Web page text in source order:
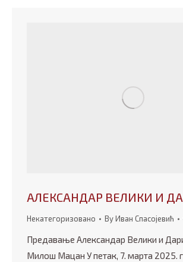
АЛЕКСАНДАР ВЕЛИКИ И
Некатегоризовано ByИван Спасојевић
Предавање Александар Велики и
Милош Мацан У петак, 7. марта 2025.